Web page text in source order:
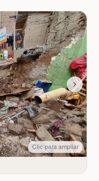
Clic para ampliar